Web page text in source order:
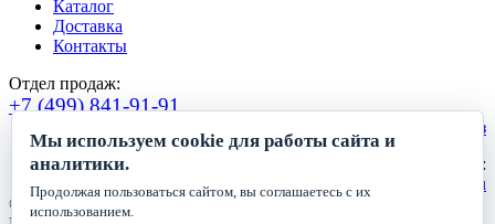
Каталог
Доставка
Контакты
Отдел продаж:
+7 (499) 841-91-91
Сделать заказ
Круглосуточный прием заявок:
zakaz1@progress91.ru
©2019-2026. ООО «ГК Прогресс»
Мы используем cookie для работы сайта и
аналитики.
Продолжая пользоваться сайтом, вы соглашаетесь с их
использованием.